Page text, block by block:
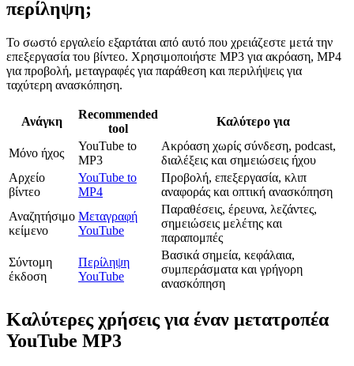
περίληψη;
Το σωστό εργαλείο εξαρτάται από αυτό που χρειάζεστε μετά την
επεξεργασία του βίντεο. Χρησιμοποιήστε MP3 για ακρόαση, MP4
για προβολή, μεταγραφές για παράθεση και περιλήψεις για
ταχύτερη ανασκόπηση.
Ανάγκη
Recommended
tool
Καλύτερο για
Μόνο ήχος
YouTube to
MP3
Ακρόαση χωρίς σύνδεση, podcast,
διαλέξεις και σημειώσεις ήχου
Αρχείο
βίντεο
YouTube to
MP4
Προβολή, επεξεργασία, κλιπ
αναφοράς και οπτική ανασκόπηση
Αναζητήσιμο
κείμενο
Μεταγραφή
YouTube
Παραθέσεις, έρευνα, λεζάντες,
σημειώσεις μελέτης και
παραπομπές
Σύντομη
έκδοση
Περίληψη
YouTube
Βασικά σημεία, κεφάλαια,
συμπεράσματα και γρήγορη
ανασκόπηση
Καλύτερες χρήσεις για έναν μετατροπέα
YouTube MP3